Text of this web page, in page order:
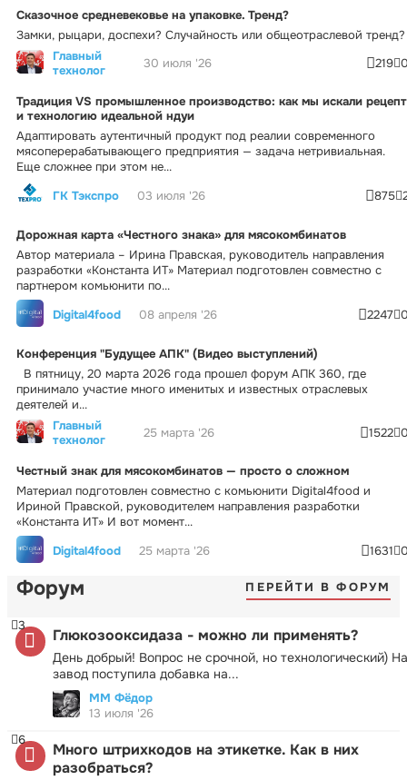
Сказочное средневековье на упаковке. Тренд?
Замки, рыцари, доспехи? Случайность или общеотраслевой тренд?
Главный
технолог
30 июля '26 219
Традиция VS промышленное производство: как мы искали рецепт
и технологию идеальной ндуи
Адаптировать аутентичный продукт под реалии современного
мясоперерабатывающего предприятия — задача нетривиальная.
Еще сложнее при этом не...
ГК Тэкспро
03 июля '26 875
Дорожная карта «Честного знака» для мясокомбинатов
Автор материала – Ирина Правская, руководитель направления
разработки «Константа ИТ» Материал подготовлен совместно с
партнером комьюнити по...
Digital4food
08 апреля '26 2247
Конференция "Будущее АПК" (Видео выступлений)
В пятницу, 20 марта 2026 года прошел форум АПК 360, где
принимало участие много именитых и известных отраслевых
деятелей и...
Главный
технолог
25 марта '26 1522
Честный знак для мясокомбинатов — просто о сложном
Материал подготовлен совместно с комьюнити Digital4food и
Ириной Правской, руководителем направления разработки
«Константа ИТ» И вот момент...
Digital4food
25 марта '26 1631
Форум ПЕРЕЙТИ В ФОРУМ
Глюкозооксидаза - можно ли применять?
День добрый! Вопрос не срочной, но технологический) На
завод поступила добавка на...
3
ММ Фёдор
13 июля '26
Много штрихкодов на этикетке. Как в них
разобраться?
6